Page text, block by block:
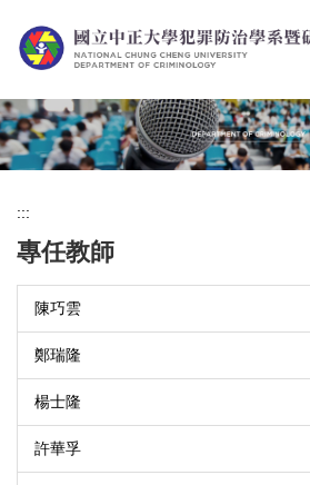
到
主
內
容
區
:::
專任教師
陳巧雲
鄭瑞隆
楊士隆
許華孚